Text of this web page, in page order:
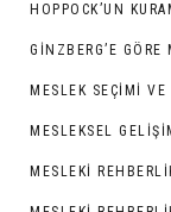
HOPPOCK’UN
GINZBERG’E GÖRE
MESLEK SEÇİMİ
MESLEKSEL
MESLEKİ